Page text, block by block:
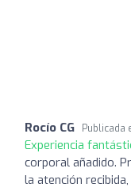
Rocío CG Publicada
Experiencia
corporal añadido.
la atención